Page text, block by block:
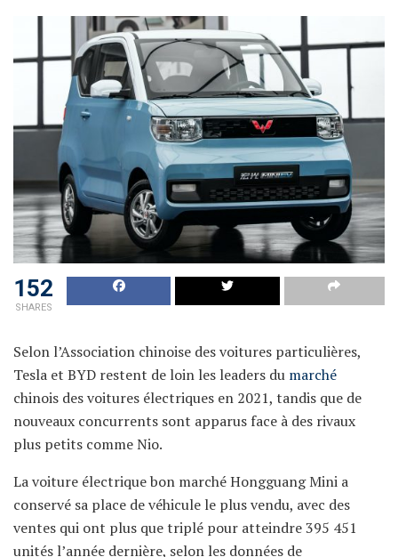
152
SHARES
Selon l’Association chinoise des voitures particulières,
Tesla et BYD restent de loin les leaders du marché
chinois des voitures électriques en 2021, tandis que de
nouveaux concurrents sont apparus face à des rivaux
plus petits comme Nio.
La voiture électrique bon marché Hongguang Mini a
conservé sa place de véhicule le plus vendu, avec des
ventes qui ont plus que triplé pour atteindre 395 451
unités l’année dernière, selon les données de